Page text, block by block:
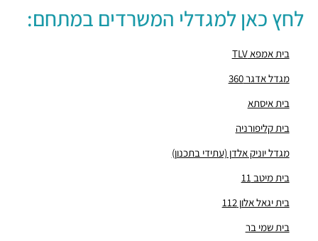
"בית צרפת"
מבני משרדים ומסחר ·
"בית שמי בר"
"בית בלונשטיין"
מבני משרדים ומסחר ·
מבני משרדים ומסחר ·
"בית קליפורניה"
"בית האומנים 7"
מבני משרדים ומסחר ·
מבני משרדים ומסחר ·
לחץ כאן למגדלי המשרדים במתחם:
בית אמפא TLV
מגדל אדגר 360
בית איסתא
בית קליפורניה
מגדל יוניק אלדן (עתידי בתכנון)
בית מיטב 11
בית יגאל אלון 112
בית שמי בר